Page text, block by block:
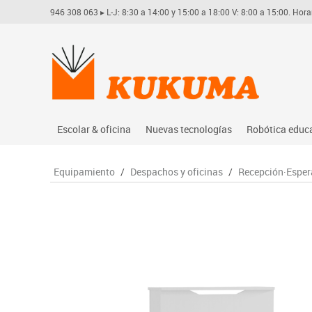
946 308 063 ▸ L-J: 8:30 a 14:00 y 15:00 a 18:00 V: 8:00 a 15:00.
Escolar & oficina
Archivo
Nuevas tecnologías
Audio
Videoproyección
Robótica
Arduino
Equipamiento / Despachos y oficinas /